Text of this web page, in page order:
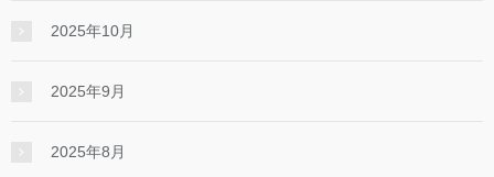
2025年10月
2025年9月
2025年8月